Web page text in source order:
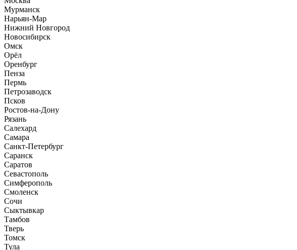
Мурманск
Нарьян-Мар
Нижний Новгород
Новосибирск
Омск
Орёл
Оренбург
Пенза
Пермь
Петрозаводск
Псков
Ростов-на-Дону
Рязань
Салехард
Самара
Санкт-Петербург
Саранск
Саратов
Севастополь
Симферополь
Смоленск
Сочи
Сыктывкар
Тамбов
Тверь
Томск
Тула